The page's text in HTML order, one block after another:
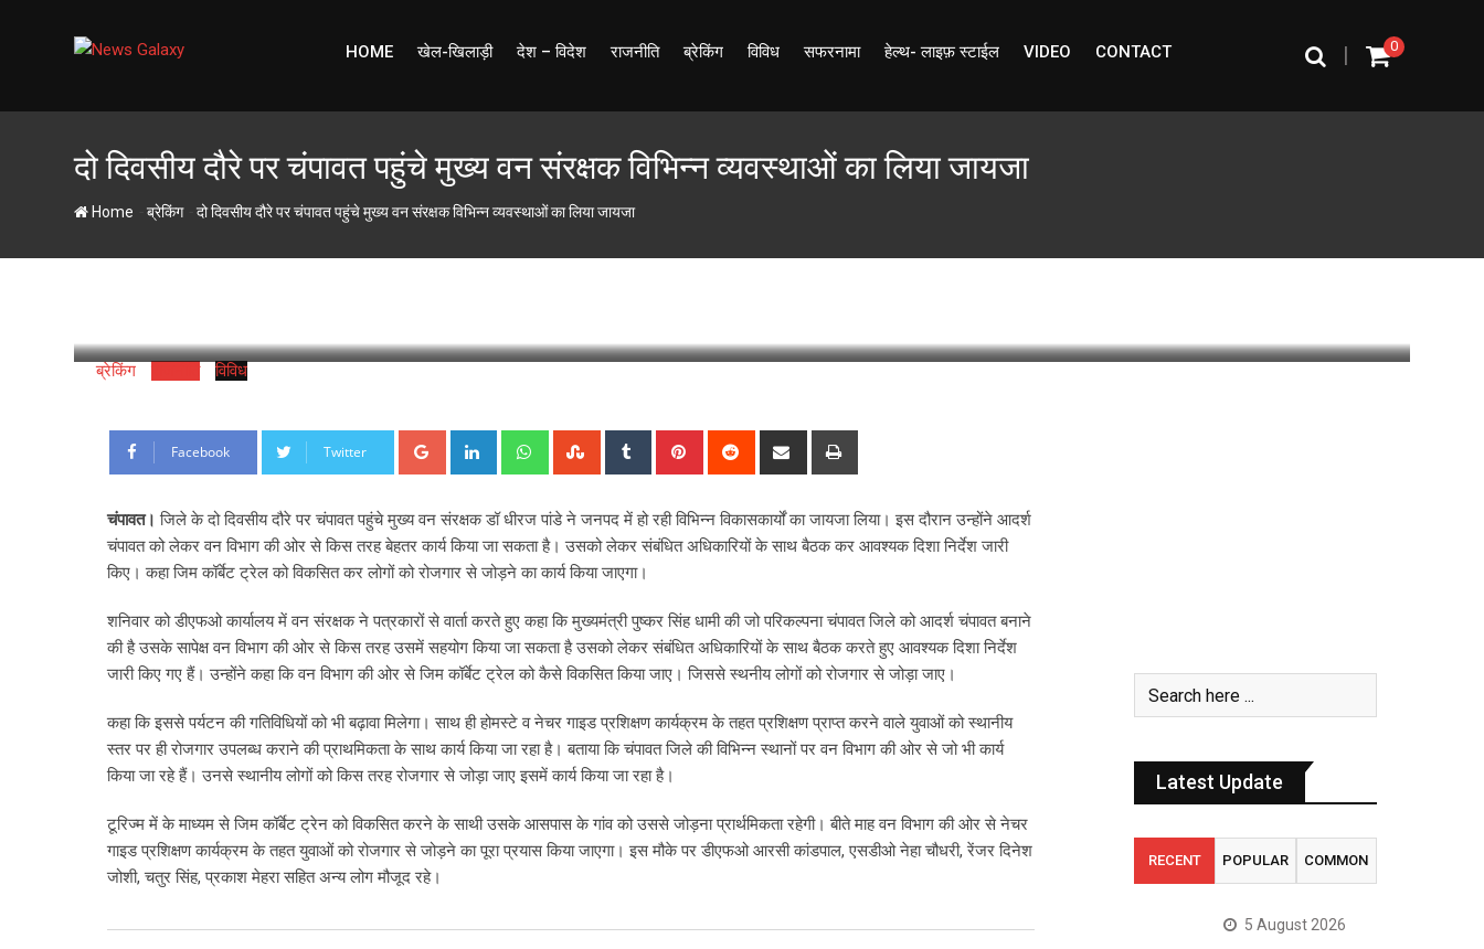
HOME खेल-खिलाड़ी देश – विदेश राजनीति ब्रेकिंग विविध सफरनामा हेल्थ- लाइफ़ स्टाईल VIDEO CONTACT 0
|
दो दिवसीय दौरे पर चंपावत पहुंचे मुख्य वन संरक्षक विभिन्न व्यवस्थाओं का लिया जायजा
Home ब्रेकिंग- दो दिवसीय दौरे पर चंपावत पहुंचे मुख्य वन संरक्षक विभिन्न व्यवस्थाओं का लिया जायजा
ब्रेकिंग विविध
Facebook Twitter Google+ LinkedIn WhatsappStumbleUpon
Tumblr Pinterest Reddit
Share
चंपावत। जिले के दो दिवसीय दौरे पर चंपावत पहुंचे मुख्य वन संरक्षक डॉ धीरज पांडे ने जनपद में हो रही विभिन्न विकासकार्यों का जायजा लिया। इस दौरान उन्होंने आदर्श
चंपावत को लेकर वन विभाग की ओर से किस तरह बेहतर कार्य किया जा सकता है। उसको लेकर संबंधित अधिकारियों के साथ बैठक कर आवश्यक दिशा निर्देश जारी
किए। कहा जिम कॉर्बेट ट्रेल को विकसित कर लोगों को रोजगार से जोड़ने का कार्य किया जाएगा।
शनिवार को डीएफओ कार्यालय में वन संरक्षक ने पत्रकारों से वार्ता करते हुए कहा कि मुख्यमंत्री पुष्कर सिंह धामी की जो परिकल्पना चंपावत जिले को आदर्श चंपावत बनाने
की है उसके सापेक्ष वन विभाग की ओर से किस तरह उसमें सहयोग किया जा सकता है उसको लेकर संबंधित अधिकारियों के साथ बैठक करते हुए आवश्यक दिशा निर्देश
जारी किए गए हैं। उन्होंने कहा कि वन विभाग की ओर से जिम कॉर्बेट ट्रेल को कैसे विकसित किया जाए। जिससे स्थनीय लोगों को रोजगार से जोड़ा जाए।
कहा कि इससे पर्यटन की गतिविधियों को भी बढ़ावा मिलेगा। साथ ही होमस्टे व नेचर गाइड प्रशिक्षण कार्यक्रम के तहत प्रशिक्षण प्राप्त करने वाले युवाओं को स्थानीय
स्तर पर ही रोजगार उपलब्ध कराने की प्राथमिकता के साथ कार्य किया जा रहा है। बताया कि चंपावत जिले की विभिन्न स्थानों पर वन विभाग की ओर से जो भी कार्य
किया जा रहे हैं। उनसे स्थानीय लोगों को किस तरह रोजगार से जोड़ा जाए इसमें कार्य किया जा रहा है।
टूरिज्म में के माध्यम से जिम कॉर्बेट ट्रेन को विकसित करने के साथी उसके आसपास के गांव को उससे जोड़ना प्रार्थमिकता रहेगी। बीते माह वन विभाग की ओर से नेचर
गाइड प्रशिक्षण कार्यक्रम के तहत युवाओं को रोजगार से जोड़ने का पूरा प्रयास किया जाएगा। इस मौके पर डीएफओ आरसी कांडपाल, एसडीओ नेहा चौधरी, रेंजर दिनेश
जोशी, चतुर सिंह, प्रकाश मेहरा सहित अन्य लोग मौजूद रहे।
Latest Update
RECENT POPULAR COMMON
5 August 2026